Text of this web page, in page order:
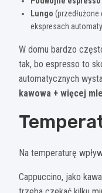
Lungo
ekspresach
W domu bardzo
tak, bo espresso to
automatycznych
kawowa + więcej
Na temperaturę
Cappuccino, jako